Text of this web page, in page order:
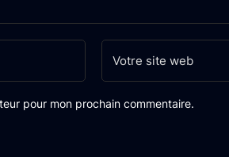
pour mon prochain commentaire.